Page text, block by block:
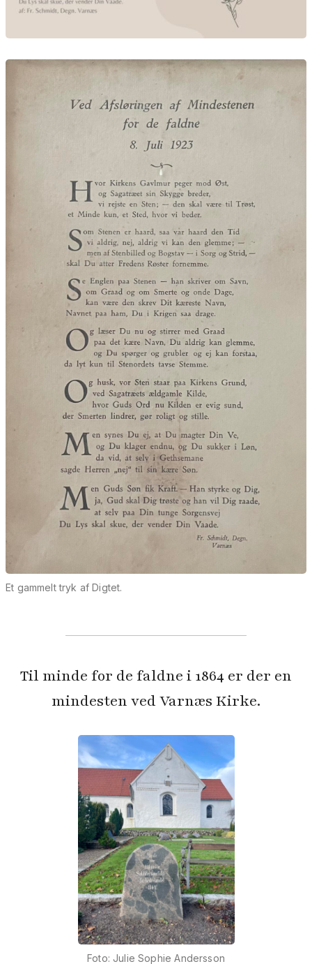
Et gammelt tryk af Digtet.
Til minde for de faldne i 1864 er der en
mindesten ved Varnæs Kirke.
Foto: Julie Sophie Andersson